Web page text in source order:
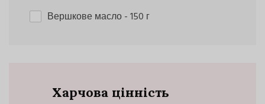
Вершкове масло- 150 г
Харчова цінність